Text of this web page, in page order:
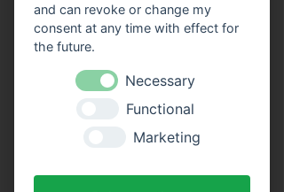
Unser Fahrgastschiff "SIVOTA"
verfügt
über zwei großzügige Decks
. Genießen Sie
die Fahrt bei einem kühlen Getränk auf
unserem Freideck. Eine
Streckenerklärung
erhalten Sie auf allen
Schiffen der VPS-Flotte. Unser freundliches
Bordpersonal freut sich schon, Sie an Bord
and can revoke or change my
consent at any time with effect for
the future.
Necessary
Functional
Marketing